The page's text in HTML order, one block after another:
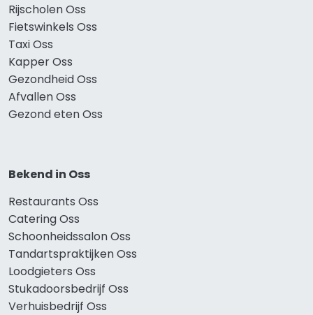
Rijscholen Oss
Fietswinkels Oss
Taxi Oss
Kapper Oss
Gezondheid Oss
Afvallen Oss
Gezond eten Oss
Bekend in Oss
Restaurants Oss
Catering Oss
Schoonheidssalon Oss
Tandartspraktijken Oss
Loodgieters Oss
Stukadoorsbedrijf Oss
Verhuisbedrijf Oss